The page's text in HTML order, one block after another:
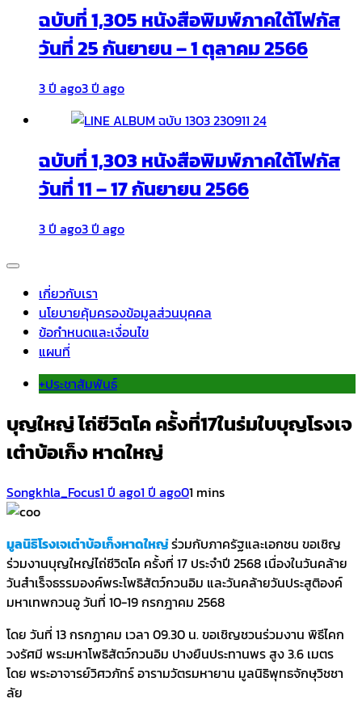
ฉบับที่ 1,305 หนังสือพิมพ์ภาคใต้โฟกัส
วันที่ 25 กันยายน – 1 ตุลาคม 2566
3 ปี ago3 ปี ago
ฉบับที่ 1,303 หนังสือพิมพ์ภาคใต้โฟกัส
วันที่ 11 – 17 กันยายน 2566
3 ปี ago3 ปี ago
เกี่ยวกับเรา
นโยบายคุ้มครองข้อมูลส่วนบุคคล
ข้อกำหนดและเงื่อนไข
แผนที่
+ประชาสัมพันธ์
บุญใหญ่ ไถ่ชีวิตโค ครั้งที่17ในร่มใบบุญโรงเจ
เต๋าบ้อเก็ง หาดใหญ่
Songkhla_Focus1 ปี ago1 ปี ago01 mins
มูลนิธิโรงเจเต๋าบ้อเก็งหาดใหญ่ร่วมกับภาครัฐและเอกชน ขอเชิญ
ร่วมงานบุญใหญ่ไถ่ชีวิตโค ครั้งที่ 17 ประจำปี 2568 เนื่องในวันคล้าย
วันสำเร็จธรรมองค์พระโพธิสัตว์กวนอิม และวันคล้ายวันประสูติองค์
มหาเทพกวนอู วันที่ 10-19 กรกฎาคม 2568
โดย วันที่ 13 กรกฏาคม เวลา 09.30 น. ขอเชิญชวนร่วมงาน พิธีไคก
วงรัศมี พระมหาโพธิสัตว์กวนอิม ปางยืนประทานพร สูง 3.6 เมตร
โดย พระอาจารย์วิศวภัทร์ อารามวัตรมหายาน มูลนิธิพุทธจักษุวิชชา
ลัย